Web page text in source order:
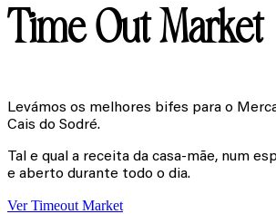
Time Out Market
Levámos os melhores bifes para o
Cais do Sodré.
Tal e qual a receita da casa-mãe, num
e aberto durante todo o dia.
Ver Timeout Market